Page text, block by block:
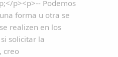
p><p>-- Podemos
forma u otra se
realizen en los
solicitar la
creo